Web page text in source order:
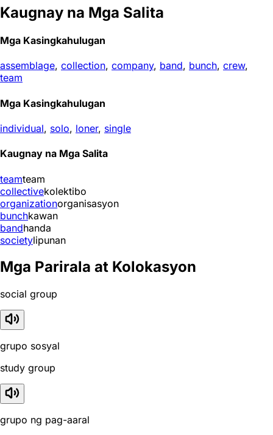
Kaugnay na Mga Salita
Mga Kasingkahulugan
assemblage, collection, company, band, bunch, crew,
team
Mga Kasingkahulugan
individual, solo, loner, single
Kaugnay na Mga Salita
teamteam
collectivekolektibo
organizationorganisasyon
bunchkawan
bandhanda
societylipunan
Mga Parirala at Kolokasyon
social group
grupo sosyal
study group
grupo ng pag-aaral